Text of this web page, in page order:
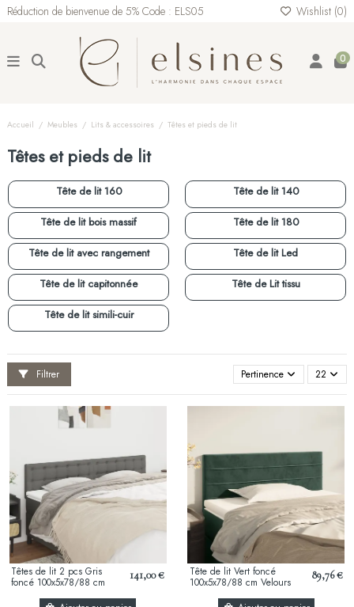
Réduction de bienvenue de 5% Code : ELS05 Wishlist (0)
0
Accueil Meubles Lits & accessoires Têtes et pieds de lit
Têtes et pieds de lit
Tête de lit 160 Tête de lit 140
Tête de lit bois massif Tête de lit 180
Tête de lit avec rangement Tête de lit Led
Tête de lit capitonnée Tête de Lit tissu
Tête de lit simili-cuir
Filtrer Pertinence 22
Têtes de lit 2 pcs Gris
foncé 100x5x78/88 cm
141,00 € Tête de lit Vert foncé
100x5x78/88 cm Velours
89,76 €